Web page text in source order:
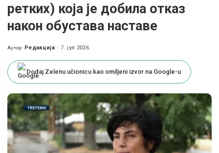
ретких) која је добила отказ
након обустава наставе
Posted
Аутор: Редакција 7. јул 2026.
Dodaj Zelenu učionicu kao omiljeni izvor na Google-u